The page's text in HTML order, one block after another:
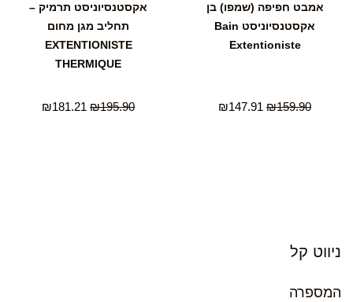
אמבט חפיפה (שמפו) בן
אקסטנסיוניסט Bain
Extentioniste
₪159.90
₪147.91
אקסטנסיוניסט תרמיק –
תחליב מגן מחום
EXTENTIONISTE
THERMIQUE
₪195.90
₪181.21
ניווט קל
המספרה